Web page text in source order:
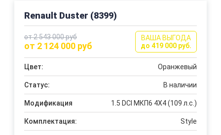
Renault Duster (8399)
от 2 543 000 руб
от 2 124 000 руб
ВАША ВЫГОДА
до 419 000 руб.
Цвет: Оранжевый
Статус: В наличии
Модификация 1.5 DCI МКП6 4Х4 (109 л.с.)
Комплектация: Style